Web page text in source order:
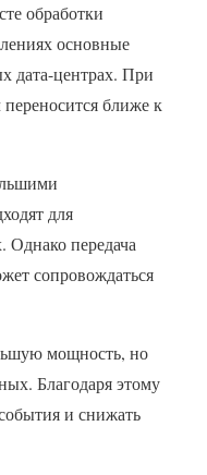
обработки
основные
дата-центрах. При
ближе к
для
Однако передача
сопровождаться
мощность, но
Благодаря этому
и снижать